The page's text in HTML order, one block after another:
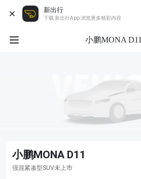
新出行
下载 新出行App 浏览更多精彩内容
小鹏MONA D11
小鹏MONA D11
强混紧凑型SUV未上市